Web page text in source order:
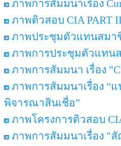
ภาพการสัมมนาเรื่อง
ภาพติวสอบ CIA PART
ภาพประชุมตัวแทนสมา
ภาพการประชุมตัวแทนส
ภาพการสัมมนา เรื่อง
ภาพการสัมมนาเรื่อง “
พิจารณาสินเชื่อ”
ภาพโครงการติวสอบ
ภาพการสัมมนาเรื่อง "